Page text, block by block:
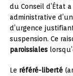
du Conseil d’État
administrative
d’urgence
suspension. Ce
paroissiales
Le référé-liberté